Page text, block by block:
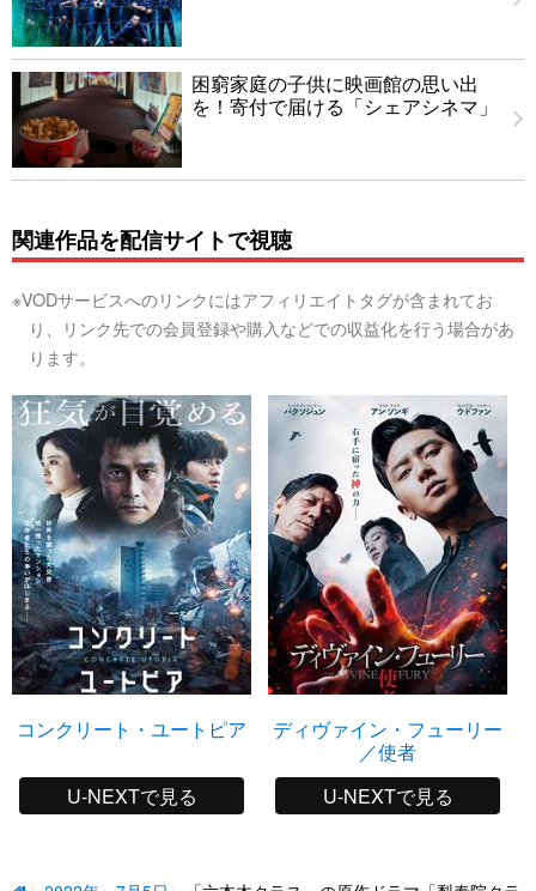
困窮家庭の子供に映画館の思い出
を！寄付で届ける「シェアシネマ」
関連作品を配信サイトで視聴
※VODサービスへのリンクにはアフィリエイトタグが含まれてお
り、リンク先での会員登録や購入などでの収益化を行う場合があ
ります。
コンクリート・ユートピア
U-NEXTで見る
ディヴァイン・フューリー
／使者
U-NEXTで見る